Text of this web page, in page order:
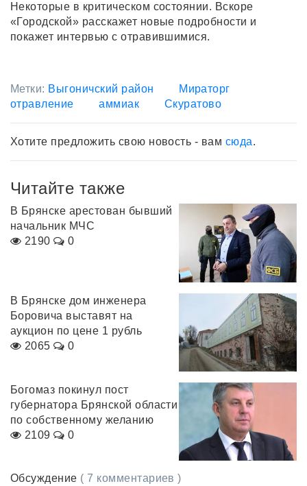
Некоторые в критическом состоянии. Вскоре
«Городской» расскажет новые подробности и
покажет интервью с отравившимися.
Метки: Выгоничский район
Мираторг
отравление
аммиак Скуратово
Хотите предложить свою новость - вам сюда.
Читайте также
В Брянске арестован бывший
начальник МЧС
2190
0
В Брянске дом инженера
Боровича выставят на
аукцион по цене 1 рубль
2065
0
Богомаз покинул пост
губернатора Брянской области
по собственному желанию
2109
0
Обсуждение ( 7 комментариев )